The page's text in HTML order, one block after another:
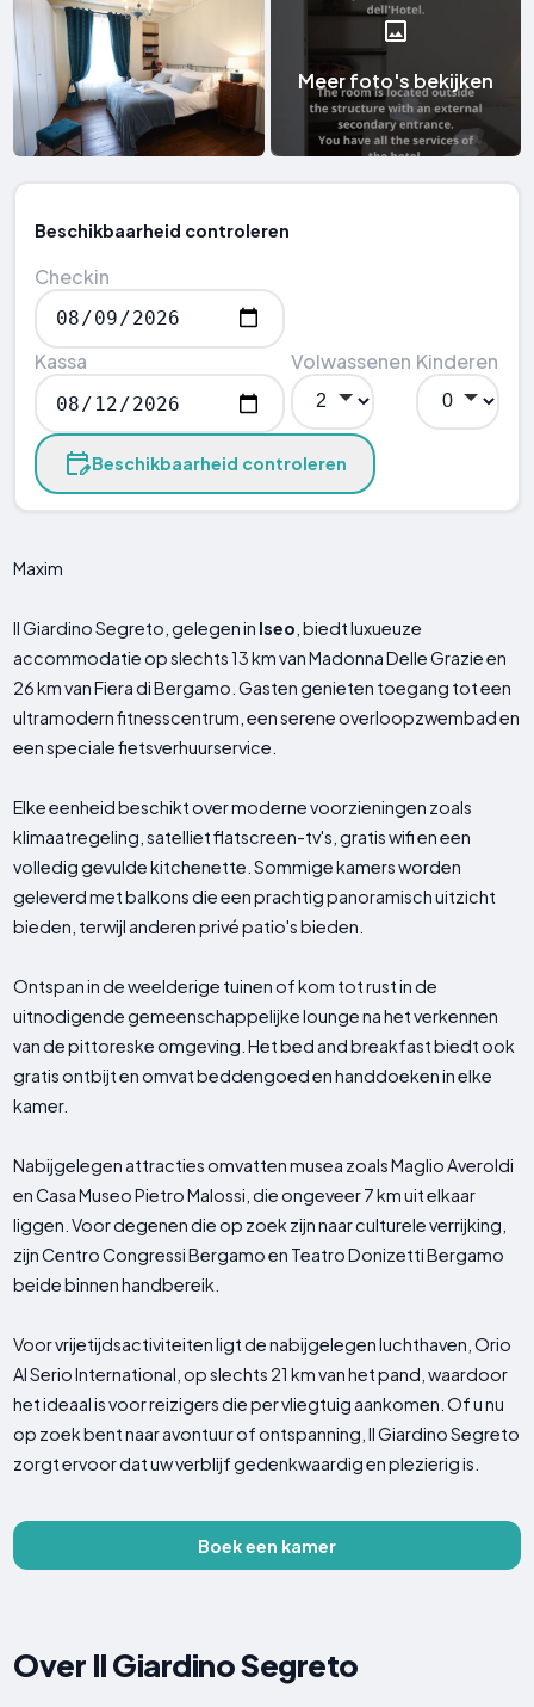
Meer foto's bekijken
Beschikbaarheid controleren
Checkin
Kassa Volwassenen Kinderen
Beschikbaarheid controleren
Maxim
Il Giardino Segreto, gelegen in Iseo , biedt luxueuze
accommodatie op slechts 13 km van Madonna Delle Grazie en
26 km van Fiera di Bergamo. Gasten genieten toegang tot een
ultramodern fitnesscentrum, een serene overloopzwembad en
een speciale fietsverhuurservice.
Elke eenheid beschikt over moderne voorzieningen zoals
klimaatregeling, satelliet flatscreen-tv's, gratis wifi en een
volledig gevulde kitchenette. Sommige kamers worden
geleverd met balkons die een prachtig panoramisch uitzicht
bieden, terwijl anderen privé patio's bieden.
Ontspan in de weelderige tuinen of kom tot rust in de
uitnodigende gemeenschappelijke lounge na het verkennen
van de pittoreske omgeving. Het bed and breakfast biedt ook
gratis ontbijt en omvat beddengoed en handdoeken in elke
kamer.
Nabijgelegen attracties omvatten musea zoals Maglio Averoldi
en Casa Museo Pietro Malossi, die ongeveer 7 km uit elkaar
liggen. Voor degenen die op zoek zijn naar culturele verrijking,
zijn Centro Congressi Bergamo en Teatro Donizetti Bergamo
beide binnen handbereik.
Voor vrijetijdsactiviteiten ligt de nabijgelegen luchthaven, Orio
Al Serio International, op slechts 21 km van het pand, waardoor
het ideaal is voor reizigers die per vliegtuig aankomen. Of u nu
op zoek bent naar avontuur of ontspanning, Il Giardino Segreto
zorgt ervoor dat uw verblijf gedenkwaardig en plezierig is.
Boek een kamer
Over Il Giardino Segreto